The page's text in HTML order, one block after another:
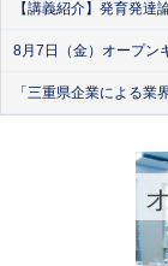
【講義紹介】発育発達
8月7日（金）オープン
「三重県企業による業